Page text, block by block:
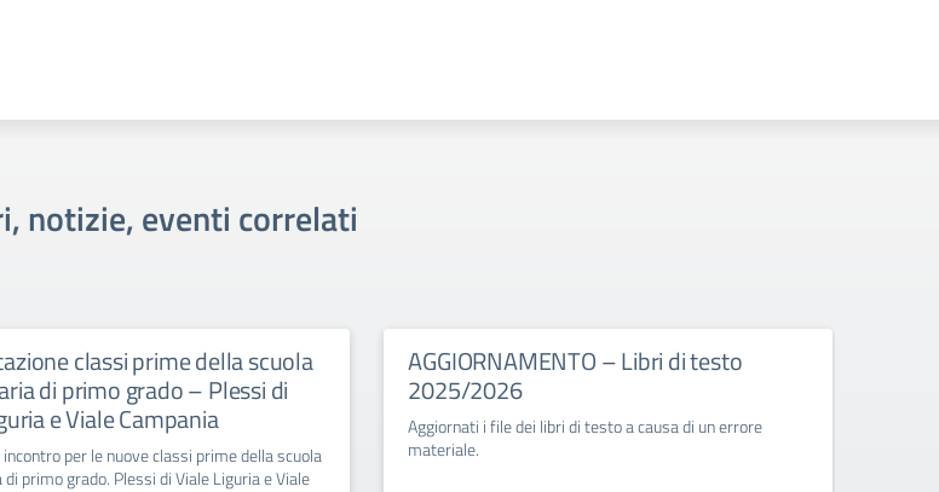
notizie, eventi correlati
classi prime della scuola
di primo grado – Plessi di
e Viale Campania
incontro per le nuove classi prime della scuola
primo grado. Plessi di Viale Liguria e Viale
AGGIORNAMENTO – Libri di testo
2025/2026
Aggiornati i file dei libri di testo a causa di un errore
materiale.